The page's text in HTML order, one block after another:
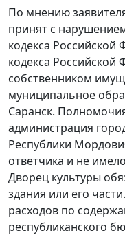
По мнению
принят с
кодекса Российской
кодекса Российской
собственником
муниципальное
Саранск.
администрация
Республики
ответчика и не
Дворец культуры
здания или его
расходов по
республиканского